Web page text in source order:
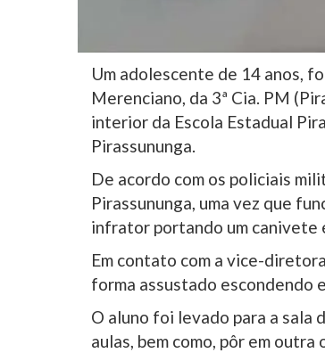
Um adolescente de 14 anos,
Merenciano, da 3ª Cia. PM
interior da Escola Estadual
Pirassununga.
De acordo com os policiais
Pirassununga, uma vez que
infrator portando um canivete
Em contato com a vice-
forma assustado escondendo
O aluno foi levado para a sala
aulas, bem como, pôr em